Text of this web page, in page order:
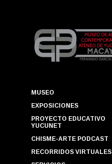
MUSEO
EXPOSICIONES
PROYECTO EDUCATIVO
YUCUNET
CHISME-ARTE PODCAST
RECORRIDOS VIRTUALES